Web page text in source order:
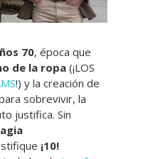
70, época que
de la ropa(¡LOS
!) y la creación de
sobrevivir, la
justifica. Sin
¡10!